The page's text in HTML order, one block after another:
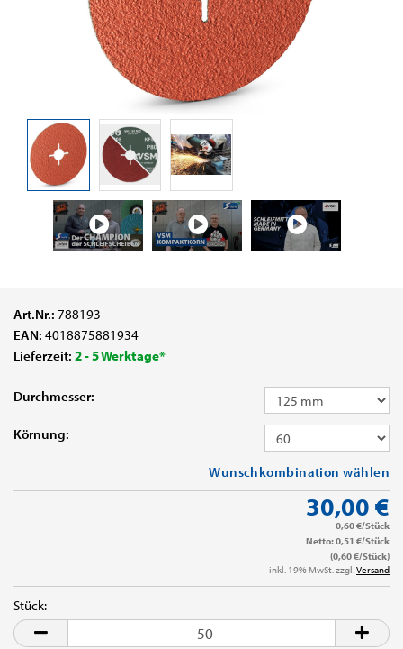
Art.Nr.: 788193
EAN: 4018875881934
Lieferzeit: 2 - 5 Werktage*
Durchmesser:
Körnung:
Wunschkombination wählen
30,00 €
0,60 €/Stück
Netto: 0,51 €/Stück
(0,60 €/Stück)
inkl. 19% MwSt. zzgl.Versand
Stück:
Stück